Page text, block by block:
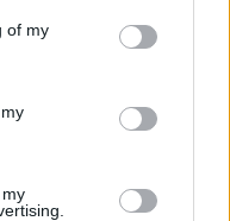
You may click to
its third-party tags to
in below Google
of my
a KecsUP
cikk
pedig
ITT